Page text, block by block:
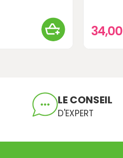
34,00
LE CONSEIL
D'EXPERT